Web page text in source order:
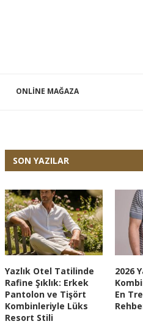
ONLINE MAĞAZA
SON YAZILAR
Yazlık Otel Tatilinde
Rafine Şıklık: Erkek
Pantolon ve Tişört
Kombinleriyle Lüks
Resort Stili
2026
En